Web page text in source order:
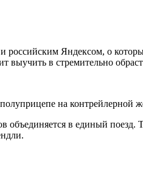
российским Яндексом, о
выучить в стремительно
на контрейлерной
в единый поезд.